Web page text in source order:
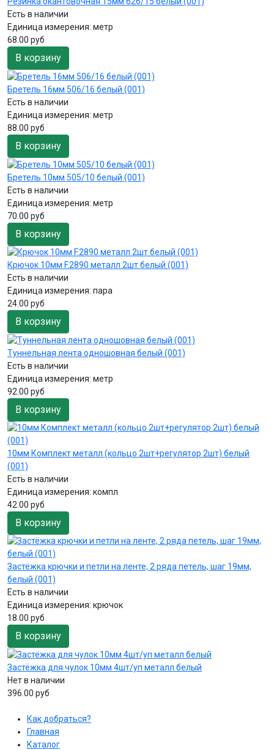
Есть в наличии
Единица измерения: метр
68.00 руб
В корзину
Бретель 16мм 506/16 белый (001)
Есть в наличии
Единица измерения: метр
88.00 руб
В корзину
Бретель 10мм 505/10 белый (001)
Есть в наличии
Единица измерения: метр
70.00 руб
В корзину
Крючок 10мм F.2890 металл 2шт белый (001)
Есть в наличии
Единица измерения: пара
24.00 руб
В корзину
Туннельная лента одношовная белый (001)
Есть в наличии
Единица измерения: метр
92.00 руб
В корзину
10мм Комплект металл (кольцо 2шт+регулятор 2шт) белый
(001)
Есть в наличии
Единица измерения: компл
42.00 руб
В корзину
Застёжка крючки и петли на ленте, 2 ряда петель, шаг 19мм,
белый (001)
Есть в наличии
Единица измерения: крючок
18.00 руб
В корзину
Застёжка для чулок 10мм 4шт/уп металл белый
Нет в наличии
396.00 руб
Как добраться?
Главная
Каталог